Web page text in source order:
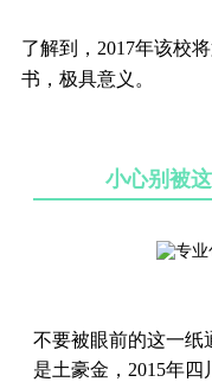
了解到，2017年该校
书，极具意义。
小心别被
不要被眼前的这一纸
是土豪金，2015年四